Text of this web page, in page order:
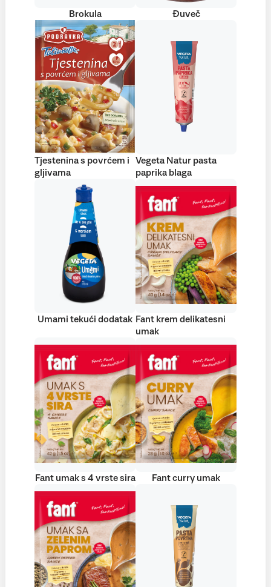
Brokula Đuveč
Tjestenina s povrćem i
gljivama
Vegeta Natur pasta
paprika blaga
Umami tekući dodatak Fant krem delikatesni
umak
Fant umak s 4 vrste sira Fant curry umak